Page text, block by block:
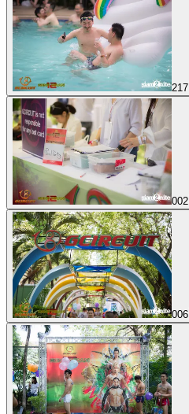
217
002
006